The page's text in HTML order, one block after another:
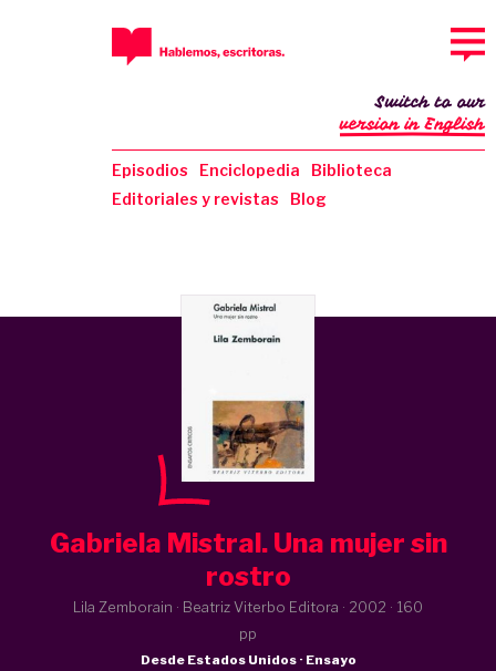
Episodios Enciclopedia
Biblioteca
Editoriales y revistas
Blog
Switch to our
version in English
Gabriela Mistral. Una mujer sin
rostro
Lila Zemborain · Beatriz Viterbo Editora · 2002 · 160
pp
Desde Estados Unidos · Ensayo